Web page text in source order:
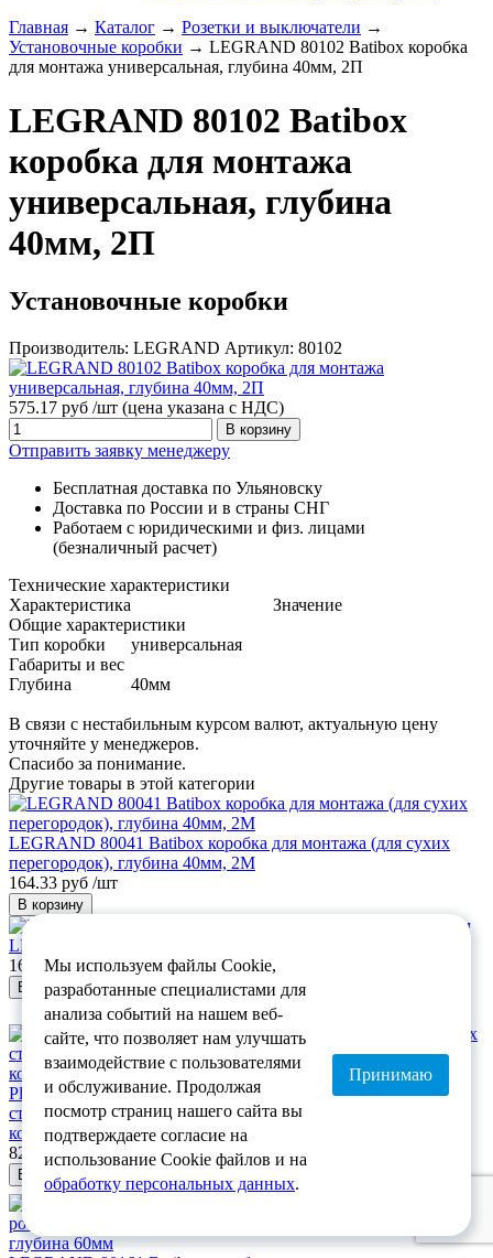
Главная → Каталог → Розетки и выключатели →
Установочные коробки → LEGRAND 80102 Batibox коробка
для монтажа универсальная, глубина 40мм, 2П
LEGRAND 80102 Batibox
коробка для монтажа
универсальная, глубина
40мм, 2П
Установочные коробки
Производитель: LEGRAND Артикул: 80102
575.17 руб /шт (цена указана с НДС)
В корзину
Отправить заявку менеджеру
Бесплатная доставка по Ульяновску
Доставка по России и в страны СНГ
Работаем с юридическими и физ. лицами
(безналичный расчет)
Технические характеристики
Характеристика
Значение
Общие характеристики
Тип коробки
универсальная
Габариты и вес
Глубина
40мм
В связи с нестабильным курсом валют, актуальную цену
уточняйте у менеджеров.
Спасибо за понимание.
Другие товары в этой категории
LEGRAND 80041 Batibox коробка для монтажа (для сухих
перегородок), глубина 40мм, 2М
164.33 руб /шт
В корзину
LEGRAND 80072 Batibox перегородка для коробок D50мм
164.33 руб /шт
В корзину
PlastElectro PE 000 031 Коробка установочная для бетонных
стен, расстояние между крепежными отверстиями 83 мм,
комплектуются крепежными шурупами, 100х60х50
82.17 руб /шт
В корзину
Мы используем файлы Cookie,
разработанные специалистами для
анализа событий на нашем веб-
сайте, что позволяет нам улучшать
взаимодействие с пользователями
и обслуживание. Продолжая
посмотр страниц нашего сайта вы
подтверждаете согласие на
использование Cookie файлов и на
обработку персональных данных.
Принимаю